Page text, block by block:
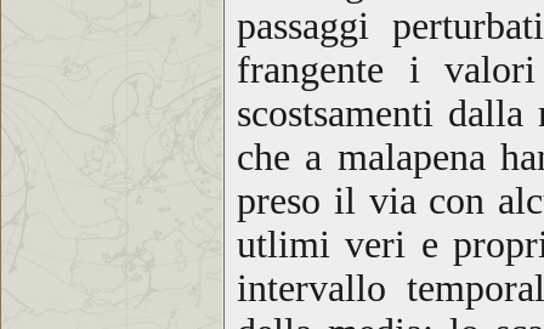
passaggi
frangente i
scostsamenti
che a malapena
preso il via con
utlimi veri e
intervallo